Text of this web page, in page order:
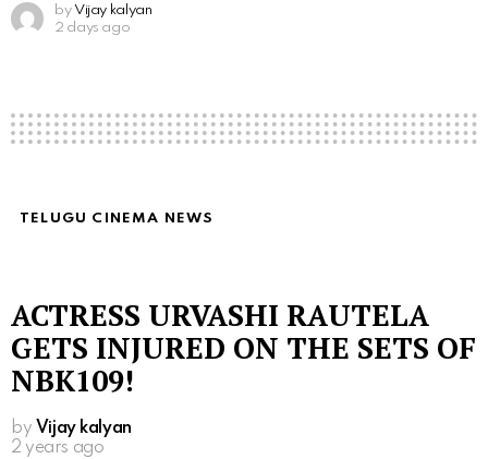
by Vijay kalyan
2 days ago
TELUGU CINEMA NEWS
ACTRESS URVASHI RAUTELA
GETS INJURED ON THE SETS OF
NBK109!
by Vijay kalyan
2 years ago